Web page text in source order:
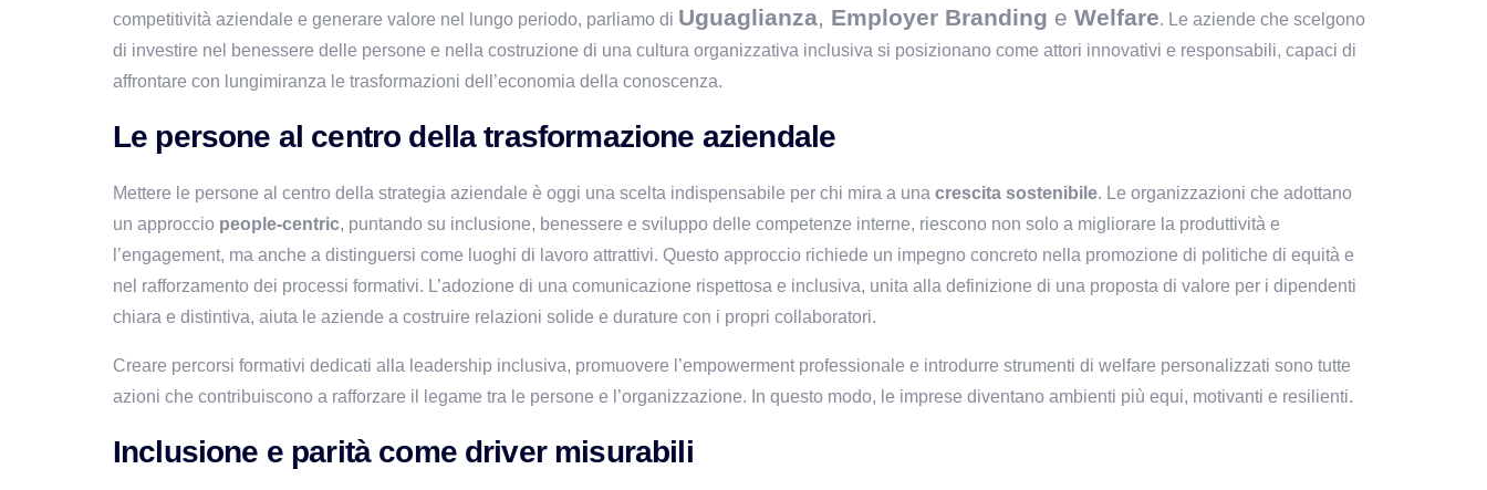
competitività aziendale e generare valore nel lungo periodo, parliamo di Uguaglianza, Employer Branding e Welfare. Le aziende che scelgono
di investire nel benessere delle persone e nella costruzione di una cultura organizzativa inclusiva si posizionano come attori innovativi e responsabili, capaci di
affrontare con lungimiranza le trasformazioni dell’economia della conoscenza.
Le persone al centro della trasformazione aziendale
Mettere le persone al centro della strategia aziendale è oggi una scelta indispensabile per chi mira a una crescita sostenibile. Le organizzazioni che adottano
un approccio people-centric, puntando su inclusione, benessere e sviluppo delle competenze interne, riescono non solo a migliorare la produttività e
l’engagement, ma anche a distinguersi come luoghi di lavoro attrattivi. Questo approccio richiede un impegno concreto nella promozione di politiche di equità e
nel rafforzamento dei processi formativi. L’adozione di una comunicazione rispettosa e inclusiva, unita alla definizione di una proposta di valore per i dipendenti
chiara e distintiva, aiuta le aziende a costruire relazioni solide e durature con i propri collaboratori.
Creare percorsi formativi dedicati alla leadership inclusiva, promuovere l’empowerment professionale e introdurre strumenti di welfare personalizzati sono tutte
azioni che contribuiscono a rafforzare il legame tra le persone e l’organizzazione. In questo modo, le imprese diventano ambienti più equi, motivanti e resilienti.
Inclusione e parità come driver misurabili